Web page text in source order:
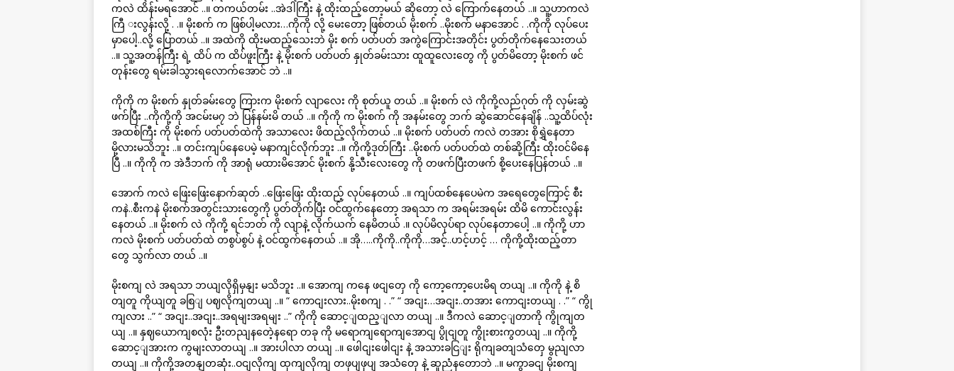
ကလဲ ထိန်းမရအောင် ..။ တကယ်တမ်း ..အဲဒါကြီး နဲ့ ထိုးထည့်တော့မယ် ဆိုတော့ လဲ ကြောက်နေတယ် ..။ သူ့ဟာကလဲ
ကြီ းလွန်းလို့ . .။ မိုးစက် က ဖြစ်ပါ့မလား…ကိုကို လို့ မေးတော့ ဖြစ်တယ် မိုးစက် ..မိုးစက် မနာအောင် . .ကိုကို လုပ်ပေး
မှာပေါ့..လို့ ပြောတယ် ..။ အထဲကို ထိုးမထည့်သေးဘဲ မိုး စက် ပတ်ပတ် အကွဲကြောင်းအတိုင်း ပွတ်တိုက်နေသေးတယ်
..။ သူ့အတန်ကြီး ရဲ့ ထိပ် က ထိပ်ဖူးကြီး နဲ့ မိုးစက် ပတ်ပတ် နှုတ်ခမ်းသား ထူထူလေးတွေ ကို ပွတ်မိတော့ မိုးစက် ဖင်
တုန်းတွေ ရမ်းခါသွားရလောက်အောင် ဘဲ ..။
ကိုကို က မိုးစက် နှုတ်ခမ်းတွေ ကြားက မိုးစက် လျာလေး ကို စုတ်ယူ တယ် ..။ မိုးစက် လဲ ကိုကို့လည်ဂုတ် ကို လှမ်းဆွဲ
ဖက်ပြီး ..ကိုကို့ကို အငမ်းမ၇ ဘဲ ပြန်နမ်းမိ တယ် ..။ ကိုကို က မိုးစက် ကို အနမ်းတွေ ဘက် ဆွဲဆောင်နေချိန် ..သူ့ထိပ်လုံး
အထစ်ကြီး ကို မိုးစက် ပတ်ပတ်ထဲကို အသာလေး ဖိထည့်လိုက်တယ် ..။ မိုးစက် ပတ်ပတ် ကလဲ တအား စိုရွှဲနေတာ
မို့လားမသိဘူး ..။ တင်းကျပ်နေပေမဲ့ မနာကျင်လိုက်ဘူး ..။ ကိုကို့ဒုတ်ကြီး ..မိုးစက် ပတ်ပတ်ထဲ တစ်ဆို့ကြီး ထိုးဝင်မိနေ
ပြီ ..။ ကိုကို က အဲဒီဘက် ကို အာရုံ မထားမိအောင် မိုးစက် နို့သီးလေးတွေ ကို တဖက်ပြီးတဖက် စို့ပေးနေပြန်တယ် ..။
အောက် ကလဲ ဖြေးဖြေးနောက်ဆုတ် ..ဖြေးဖြေး ထိုးထည့် လုပ်နေတယ် ..။ ကျပ်ထစ်နေပေမဲက အရေတွေကြောင့် စီး
ကနဲ..စီးကနဲ မိုးစက်အတွင်းသားတွေကို ပွတ်တိုက်ပြီး ဝင်ထွက်နေတော့ အရသာ က အရမ်းအရမ်း ထိမိ ကောင်းလွန်း
နေတယ် ..။ မိုးစက် လဲ ကိုကို့ ရင်ဘတ် ကို လျာနဲ့ လိုက်ယက် နေမိတယ် .။ လုပ်မိလုပ်ရာ လုပ်နေတာပေါ့ ..။ ကိုကို့ ဟာ
ကလဲ မိုးစက် ပတ်ပတ်ထဲ တစွပ်စွပ် နဲ့ ဝင်ထွက်နေတယ် ..။ အို…..ကိုကို..ကိုကို…အင့်..ဟင့်ဟင့် … ကိုကို့ထိုးထည့်တာ
တွေ သွက်လာ တယ် ..။
မိုးစကျ လဲ အရသာ ဘယျလိုရှိမှနျး မသိဘူး ..။ အောကျ ကနေ ဖငျတှေ ကို ကော့ကော့ပေးမိရ တယျ ..။ ကိုကို နဲ့ စိ
တျတူ ကိုယျတူ ခစြျ ပဈလိုကျတယျ ..။ “ ကောငျးလား..မိုးစကျ . .” “ အငျး…အငျး..တအား ကောငျးတယျ . .” “ ကွို
ကျလား ..” “ အငျး..အငျး..အရမျးအရမျး ..” ကိုကို ဆောင့ျထည့ျလာ တယျ ..။ ဒီကလဲ ဆောင့ျတာကို ကွိုကျတ
ယျ ..။ နှဈယောကျစလုံး ဦးတညျနတေဲ့နရော တခု ကို မရောကျရောကျအောငျ ပွိုငျတူ ကွိုးစားကွတယျ ..။ ကိုကို့
ဆောင့ျအားက ကွမျးလာတယျ ..။ အားပါလာ တယျ ..။ ဖေါငျးဖေါငျး နဲ့ အသားခငြျး ရိုကျခတျသံတှေ မွညျလာ
တယျ ..။ ကိုကို့အတနျတဆုံး..ဝငျလိုကျ ထှကျလိုကျ တဖှပျဖှပျ အသံတှေ နဲ့ ဆူညံနတောဘဲ ..။ မကွာခငျ မိုးစကျ